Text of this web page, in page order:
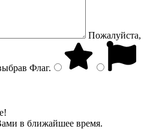
Пожалуйста,
Флаг.
в ближайшее время.